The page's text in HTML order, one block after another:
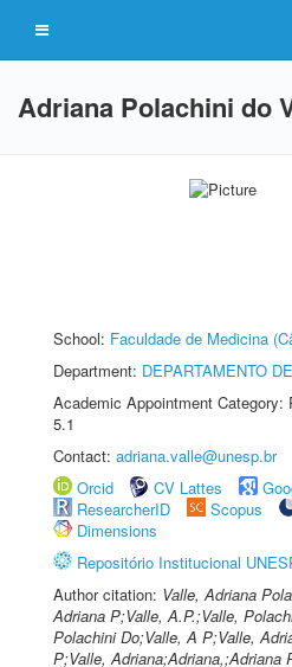
Adriana Polachini do
School: Faculdade de Medicina
Department: DEPARTAMENTO
Academic Appointment
5.1
Contact: adriana.valle@unesp.br
Orcid
CV Lattes
ResearcherID
Scopus
Dimensions
Repositório Institucional
Author citation: Valle, Adriana
Adriana P;Valle, A.P.;Valle,
Polachini Do;Valle, A P;Valle,
P;Valle, Adriana;Adriana,;Adriana